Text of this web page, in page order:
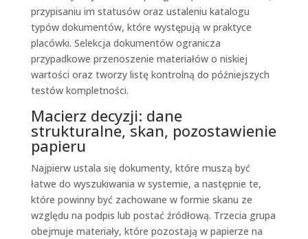
przypisaniu im statusów oraz ustaleniu katalogu
typów dokumentów, które występują w praktyce
placówki. Selekcja dokumentów ogranicza
przypadkowe przenoszenie materiałów o niskiej
wartości oraz tworzy listę kontrolną do późniejszych
testów kompletności.
Macierz decyzji: dane
strukturalne, skan, pozostawienie
papieru
Najpierw ustala się dokumenty, które muszą być
łatwe do wyszukiwania w systemie, a następnie te,
które powinny być zachowane w formie skanu ze
względu na podpis lub postać źródłową. Trzecia grupa
obejmuje materiały, które pozostają w papierze na